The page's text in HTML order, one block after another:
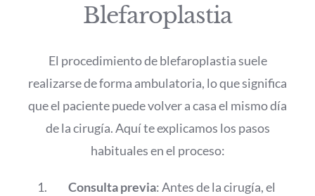
Blefaroplastia
El procedimiento de blefaroplastia suele
realizarse de forma ambulatoria, lo que significa
que el paciente puede volver a casa el mismo día
de la cirugía. Aquí te explicamos los pasos
habituales en el proceso:
Consulta previa: Antes de la cirugía, el